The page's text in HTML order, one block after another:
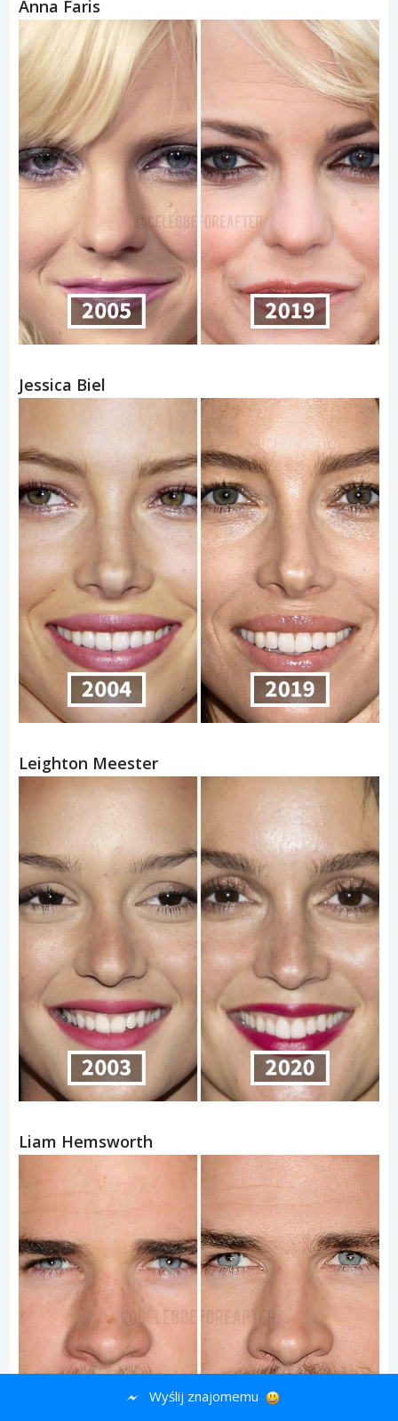
Anna Faris
Jessica Biel
Leighton Meester
Liam Hemsworth
Wyślij znajomemu